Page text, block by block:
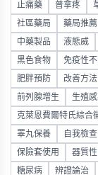
止痛藥 普拿疼
社區藥局 藥局推薦
中藥製品 液態威
黑色食物 免疫性不
肥胖預防 改善方法
前列腺增生 生殖
克萊恩費爾特氏綜合
睪丸保養 自我檢查
保險套使用 器質
糖尿病 辨證論治